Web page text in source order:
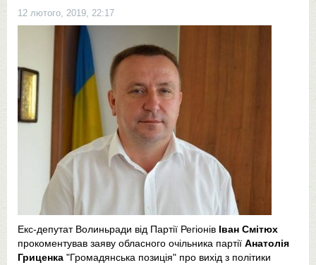
12 лютого, 2019, 22:17
Екс-депутат Волиньради від Партії Регіонів Іван Смітюх
прокоментував заяву обласного очільника партії Анатолія
Гриценка "Громадянська позиція" про вихід з політики